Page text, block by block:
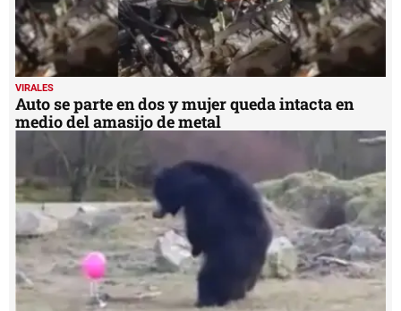
VIRALES
Auto se parte en dos y mujer queda intacta en
medio del amasijo de metal